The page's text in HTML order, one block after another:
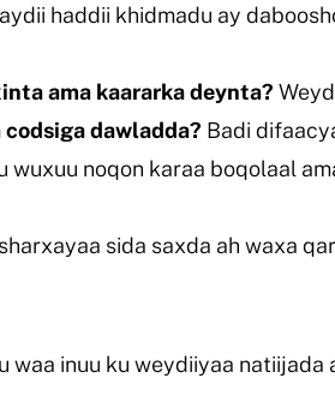
haddii khidmadu ay
ama kaararka deynta?
dawladda? Badi
noqon karaa boqolaal
sida saxda ah waxa
waa inuu ku weydiiyaa natiijada